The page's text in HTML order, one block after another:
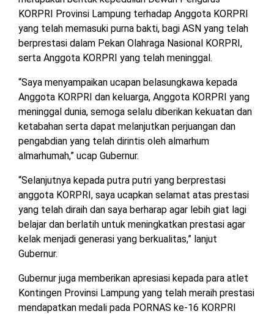
TULANG
BAWANG
BARAT
DPRD
INFO
PERIKLANAN
KEBIJAKAN
PRIVASI
SOSIAL
MEDIA
PEDOMAN
MEDIA
SIBER
REDAKSI
TENTANG
KAMI
KORPRI Provinsi Lampung terhadap Anggota KORPRI
yang telah memasuki purna bakti, bagi ASN yang telah
berprestasi dalam Pekan Olahraga Nasional KORPRI,
serta Anggota KORPRI yang telah meninggal.
“Saya menyampaikan ucapan belasungkawa kepada
Anggota KORPRI dan keluarga, Anggota KORPRI yang
meninggal dunia, semoga selalu diberikan kekuatan dan
ketabahan serta dapat melanjutkan perjuangan dan
pengabdian yang telah dirintis oleh almarhum
almarhumah,” ucap Gubernur.
“Selanjutnya kepada putra putri yang berprestasi
anggota KORPRI, saya ucapkan selamat atas prestasi
yang telah diraih dan saya berharap agar lebih giat lagi
belajar dan berlatih untuk meningkatkan prestasi agar
kelak menjadi generasi yang berkualitas,” lanjut
Gubernur.
Gubernur juga memberikan apresiasi kepada para atlet
Kontingen Provinsi Lampung yang telah meraih prestasi
mendapatkan medali pada PORNAS ke-16 KORPRI